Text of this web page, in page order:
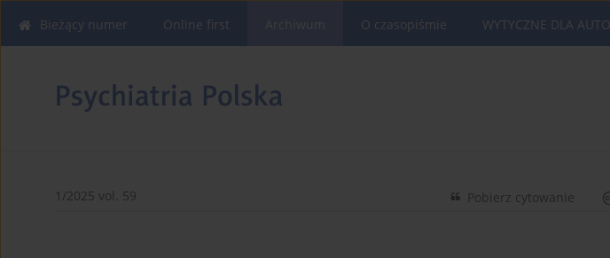
Bieżący numer Online first O czasopiśmie WYTYCZNE DLA
1/2025 vol. 59 Pobierz cytowanie